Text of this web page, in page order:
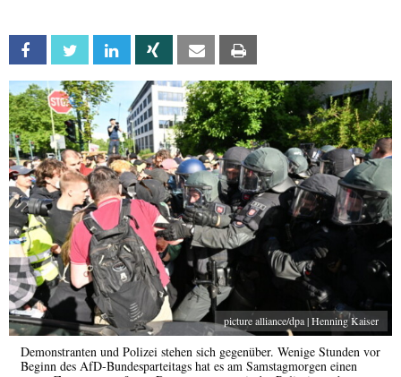
Facebook Twitter Linkedin Xing Email
picture alliance/dpa | Henning Kaiser
Demonstranten und Polizei stehen sich gegenüber. Wenige Stunden vor
Beginn des AfD-Bundesparteitags hat es am Samstagmorgen einen